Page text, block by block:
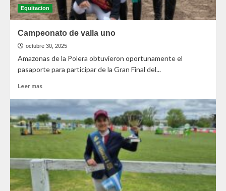
Equitacion
Campeonato de valla uno
octubre 30, 2025
Amazonas de la Polera obtuvieron oportunamente el
pasaporte para participar de la Gran Final del...
Leer mas